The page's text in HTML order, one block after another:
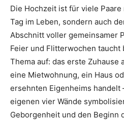
Die Hochzeit ist für viele
Tag im Leben, sondern auch
Abschnitt voller gemeinsamer
Feier und Flitterwochen
Thema auf: das erste Zuhause
eine Mietwohnung, ein Haus
ersehnten Eigenheims handelt
eigenen vier Wände
Geborgenheit und den Beginn